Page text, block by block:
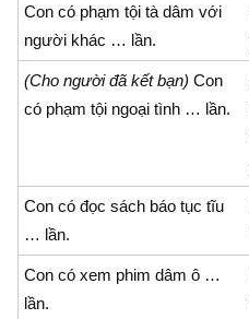
Con có phạm tội tà dâm với
người khác … lần.
(Cho người đã kết bạn) Con
có phạm tội ngoại tình … lần.
Con có đọc sách báo tục tĩu
… lần.
Con có xem phim dâm ô …
lần.